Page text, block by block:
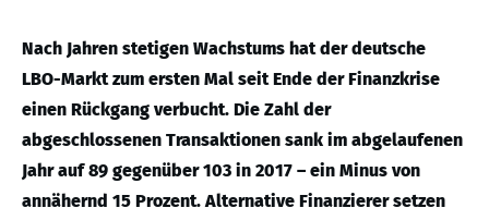
Nach Jahren stetigen Wachstums hat der deutsche
LBO-Markt zum ersten Mal seit Ende der Finanzkrise
einen Rückgang verbucht. Die Zahl der
abgeschlossenen Transaktionen sank im abgelaufenen
Jahr auf 89 gegenüber 103 in 2017 – ein Minus von
annähernd 15 Prozent. Alternative Finanzierer setzen